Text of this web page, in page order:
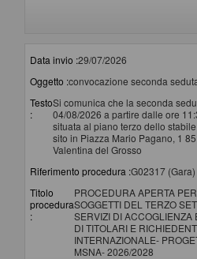
Data invio :29/07/2026
Oggetto :convocazione seconda
Testo
:
Si comunica che la seconda
04/08/2026 a partire dalle ore
situata al piano terzo dello
sito in Piazza Mario Pagano, 1
Valentina del Grosso
Riferimento procedura :G02317 (Gara)
Titolo
procedura
:
PROCEDURA APERTA
SOGGETTI DEL TERZO
SERVIZI DI ACCOGLIENZA
DI TITOLARI E
INTERNAZIONALE-
MSNA- 2026/2028